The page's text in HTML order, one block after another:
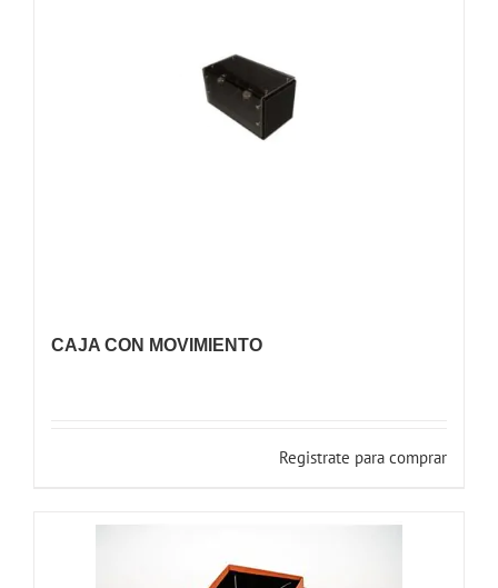
CAJA CON MOVIMIENTO
Registrate para comprar